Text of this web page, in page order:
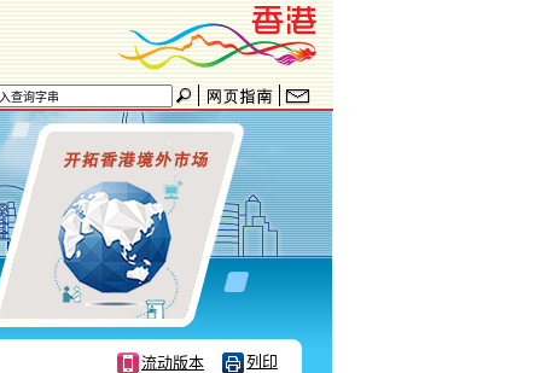
流动版本 列印